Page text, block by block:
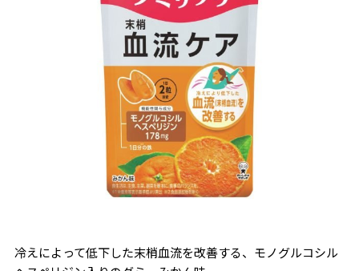
冷えによって低下した末梢血流を改善する、モノグルコシル